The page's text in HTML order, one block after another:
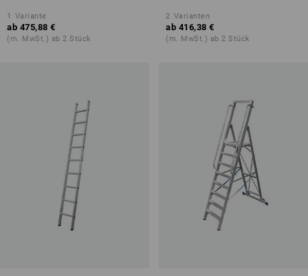
1 Variante
ab 475,88 €
(m. MwSt.) ab 2 Stück
2 Varianten
ab 416,38 €
(m. MwSt.) ab 2 Stück